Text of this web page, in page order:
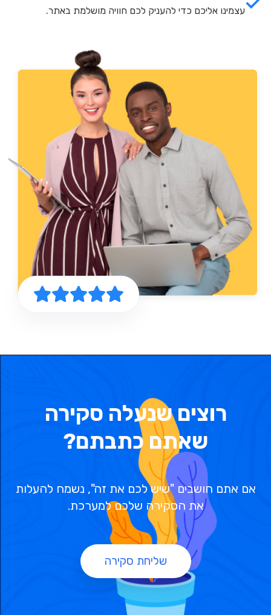
עצמינו אליכם כדי להעניק לכם חוויה מושלמת באתר.
רוצים שנעלה סקירה
שאתם כתבתם?
אם אתם חושבים "שיש לכם את זה", נשמח להעלות
את הסקירה שלכם למערכת.
שליחת סקירה